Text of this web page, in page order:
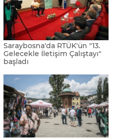
Saraybosna'da RTÜK'ün "13.
Gelecekle İletişim Çalıştayı"
başladı